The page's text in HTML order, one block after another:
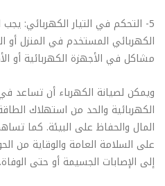
5- التحكم في التيار الكهربائي:
الكهربائي المستخدم في المنزل
مشاكل في الأجهزة الكهربائية أو
ويمكن لصيانة الكهرباء أن تساعد
الكهربائية والحد من استهلاك
المال والحفاظ على البيئة. كما
على السلامة العامة والوقاية من
إلى الإصابات الجسيمة أو حتى الوفاة.